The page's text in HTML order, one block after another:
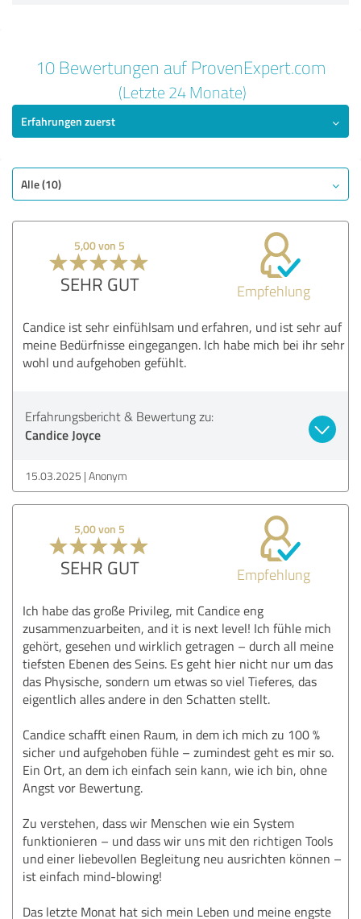
SEHR GUT
Nutzen
Leistungen
Ausführung
Beratung
Bewertung anzeigen
10 Bewertungen auf ProvenExpert.com
(Letzte 24 Monate)
Erfahrungen zuerst
Alle (10)
5,00 von 5
SEHR GUT Empfehlung
Candice ist sehr einfühlsam und erfahren, und ist sehr auf
meine Bedürfnisse eingegangen. Ich habe mich bei ihr sehr
wohl und aufgehoben gefühlt.
Erfahrungsbericht & Bewertung zu:
Candice Joyce
15.03.2025 Anonym
5,00 von 5
SEHR GUT Empfehlung
Ich habe das große Privileg, mit Candice eng
zusammenzuarbeiten, and it is next level! Ich fühle mich
gehört, gesehen und wirklich getragen – durch all meine
tiefsten Ebenen des Seins. Es geht hier nicht nur um das
das Physische, sondern um etwas so viel Tieferes, das
eigentlich alles andere in den Schatten stellt.
Candice schafft einen Raum, in dem ich mich zu 100 %
sicher und aufgehoben fühle – zumindest geht es mir so.
Ein Ort, an dem ich einfach sein kann, wie ich bin, ohne
Angst vor Bewertung.
Zu verstehen, dass wir Menschen wie ein System
funktionieren – und dass wir uns mit den richtigen Tools
und einer liebevollen Begleitung neu ausrichten können –
ist einfach mind-blowing!
Das letzte Monat hat sich mein Leben und meine engste